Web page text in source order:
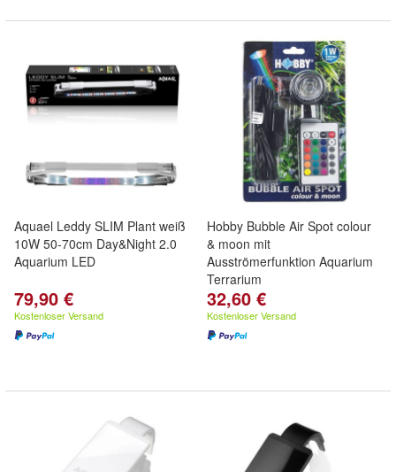
Aquael Leddy SLIM Plant weiß
10W 50-70cm Day&Night 2.0
Aquarium LED
79,90 €
Kostenloser Versand
Hobby Bubble Air Spot colour
& moon mit
Ausströmerfunktion Aquarium
Terrarium
32,60 €
Kostenloser Versand